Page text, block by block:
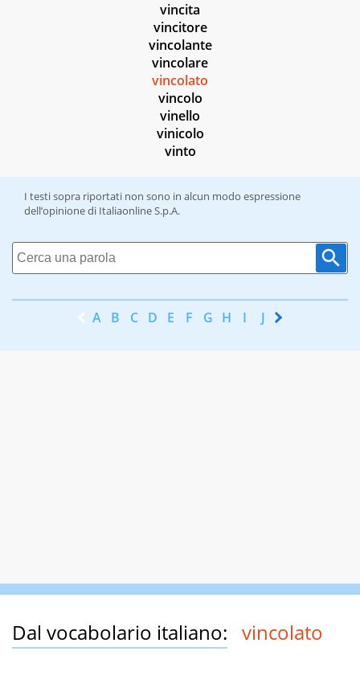
vincita
vincitore
vincolante
vincolare
vincolato
vincolo
vinello
vinicolo
vinto
I testi sopra riportati non sono in alcun modo espressione
dell’opinione di Italiaonline S.p.A.
A B C D E F G H I J K
Dal vocabolario italiano: vincolato